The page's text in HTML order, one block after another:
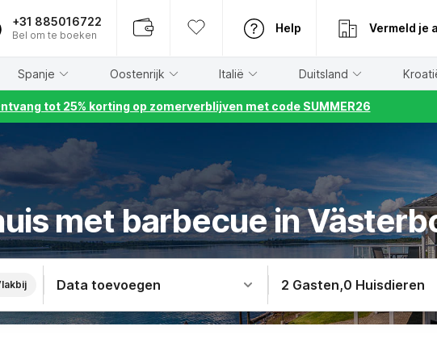
+31 885016722
Bel om te boeken
Help Vermeld je
Spanje Oostenrijk Italië Duitsland
tot 25% korting op zomerverblijven met code SUMMER26
met barbecue in
Data toevoegen 2 Gasten,0 Huisdieren